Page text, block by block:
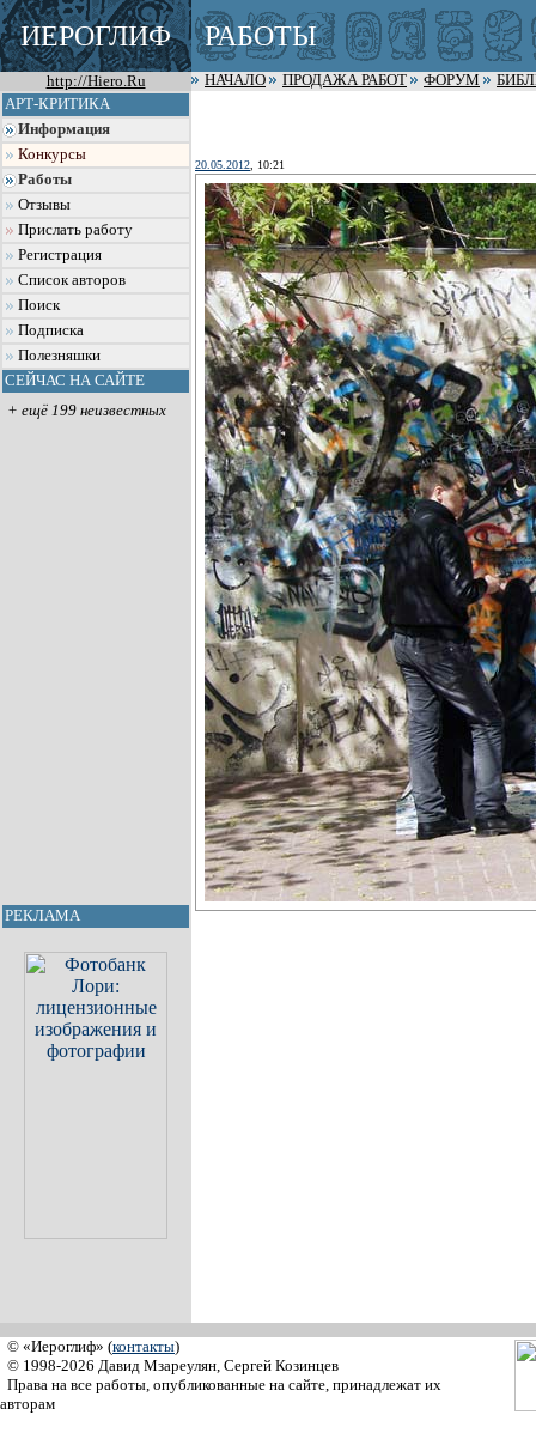
ИЕРОГЛИФ РАБОТЫ
http://Hiero.Ru НАЧАЛО ПРОДАЖА РАБОТ ФОРУМ
АРТ-КРИТИКА
Информация
Конкурсы
Работы
Отзывы
Прислать работу
Регистрация
Список авторов
Поиск
Подписка
Полезняшки
СЕЙЧАС НА САЙТЕ
+ ещё 199 неизвестных
РЕКЛАМА
20.05.2012 , 10:21
© «Иероглиф» (контакты)
© 1998-2026 Давид Мзареулян, Сергей Козинцев
Права на все работы, опубликованные на сайте, принадлежат их
авторам